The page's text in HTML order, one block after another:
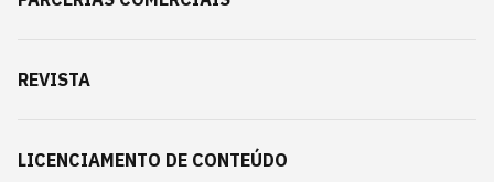
REVISTA
LICENCIAMENTO DE CONTEÚDO